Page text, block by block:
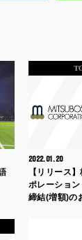
2022.01.20
【リリース
ポレーショ
締結(増額)の